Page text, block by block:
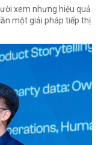
xem nhưng hiệu quả
một giải pháp tiếp thị